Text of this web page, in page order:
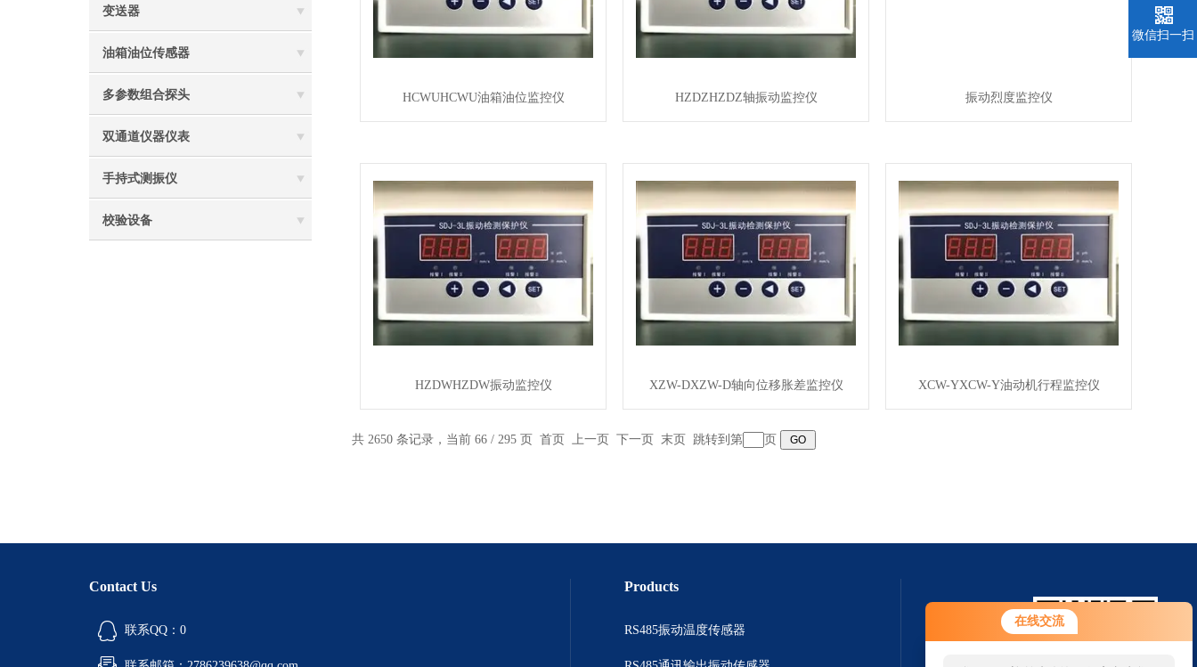
在线交流
变送器
油箱油位传感器
多参数组合探头
双通道仪器仪表
手持式测振仪
校验设备
HCWUHCWU油箱油位监控仪 HZDZHZDZ轴振动监控仪 振动烈度监控仪
HZDWHZDW振动监控仪 XZW-DXZW-D轴向位移胀差监控仪 XCW-YXCW-Y油动机行程监控仪
共 2650 条记录，当前 66 / 295 页 首页 上一页 下一页 末页 跳转到第 页
Contact Us
联系QQ：0
Products
RS485振动温度传感器
微信扫一扫